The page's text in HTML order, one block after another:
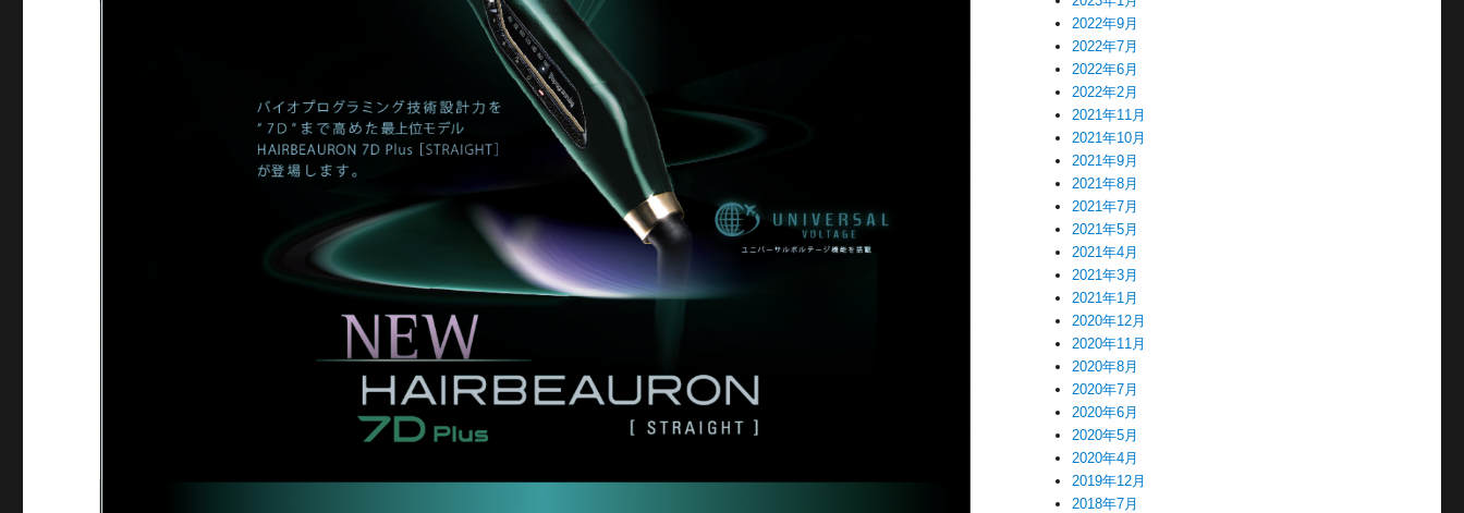
2022年9月
2022年7月
2022年6月
2022年2月
2021年11月
2021年10月
2021年9月
2021年8月
2021年7月
2021年5月
2021年4月
2021年3月
2021年1月
2020年12月
2020年11月
2020年8月
2020年7月
2020年6月
2020年5月
2020年4月
2019年12月
2018年7月